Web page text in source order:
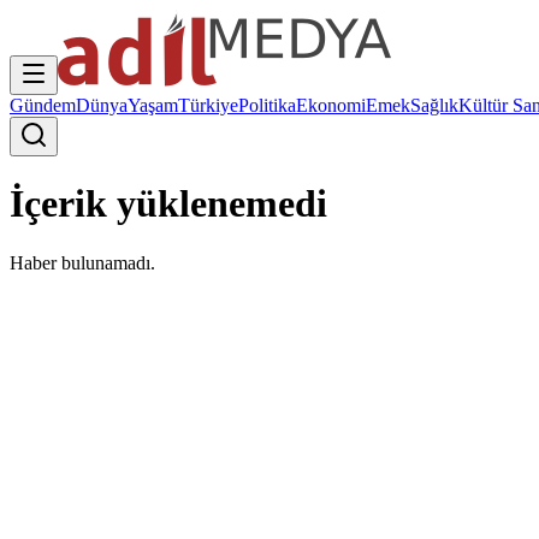
GündemDünyaYaşamTürkiyePolitikaEkonomiEmekSağlıkKültür
İçerik yüklenemedi
Haber bulunamadı.